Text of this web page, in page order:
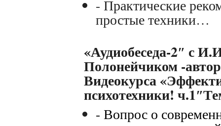
- Практические
простые техники…
«Аудиобеседа-2″ с
Полонейчиком -
Видеокурса
психотехники!
- Вопрос о